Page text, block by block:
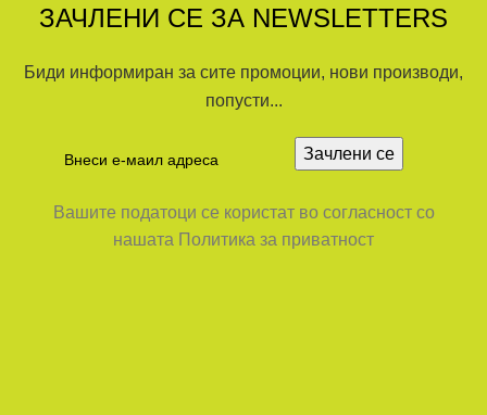
ЗАЧЛЕНИ СЕ ЗА NEWSLETTERS
Биди информиран за сите промоции, нови производи,
попусти...
Вашите податоци се користат во согласност со
нашата Политика за приватност